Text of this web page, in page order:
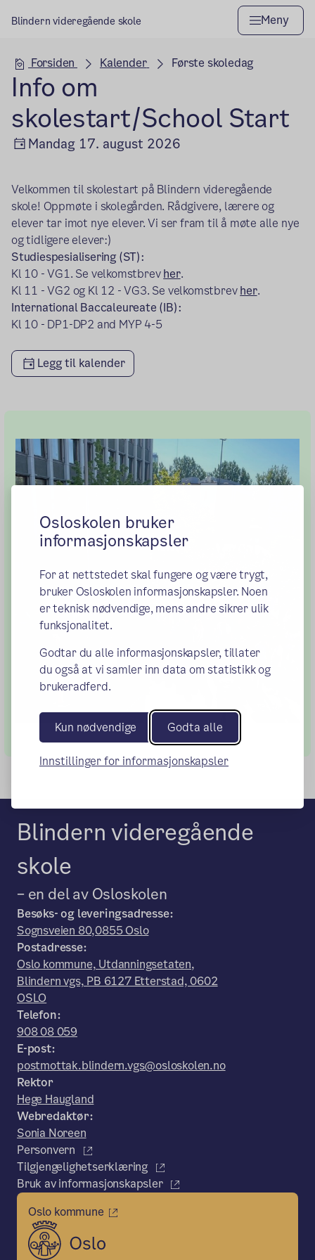
Osloskolen bruker
informasjonskapsler
For at nettstedet skal fungere og være trygt,
bruker Osloskolen informasjonskapsler. Noen
er teknisk nødvendige, mens andre sikrer ulik
funksjonalitet.
Godtar du alle informasjonskapsler, tillater
du også at vi samler inn data om statistikk og
brukeradferd.
Kun nødvendige Godta alle
Innstillinger for informasjonskapsler
Blindern videregående skole Meny
Hovedseksjon
Forsiden Kalender Første skoledag
Info om
skolestart/School Start
Mandag 17. august 2026
Velkommen til skolestart på Blindern videregående
skole! Oppmøte i skolegården. Rådgivere, lærere og
elever tar imot nye elever. Vi ser fram til å møte alle nye
og tidligere elever:)
Studiespesialisering (ST):
Kl 10 - VG1. Se velkomstbrevher.
Kl 11 - VG2 og Kl 12 - VG3. Se velkomstbrevher.
International Baccaleureate (IB):
Kl 10 - DP1-DP2 and MYP 4-5
Legg til kalender
Blindern videregående
skole
– en del av Osloskolen
Besøks- og leveringsadresse:
Sognsveien 80,0855 Oslo
Postadresse:
Oslo kommune, Utdanningsetaten,
Blindern vgs, PB 6127 Etterstad, 0602
OSLO
Telefon:
908 08 059
E-post:
postmottak.blindern.vgs@osloskolen.no
Rektor
Hege Haugland
Webredaktør:
Sonia Noreen
Personvern
Tilgjengelighetserklæring
Bruk av informasjonskapsler
Oslo kommune